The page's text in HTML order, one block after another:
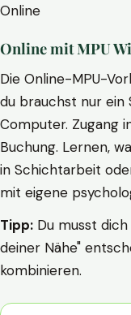
Online
Online mit MPU
Die Online-MPU-
du brauchst nur ein
Computer. Zugang
Buchung. Lernen,
in Schichtarbeit
mit eigene
Tipp: Du musst dich
deiner Nähe"
kombinieren.